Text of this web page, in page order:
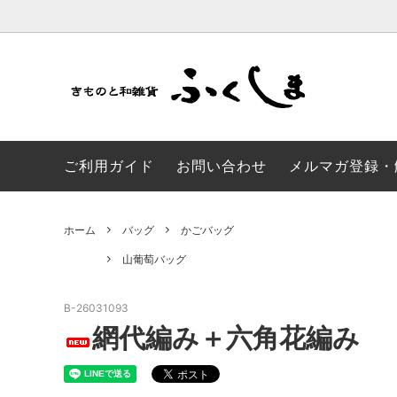
草履・足袋 和モダ
風呂敷
子供ゆかた
成人式 振袖 風呂敷
ご利用ガイド お問い合わせ メルマガ登録・
ホーム バッグ かごバッグ
山葡萄バッグ
B-26031093
網代編み＋六角花編み